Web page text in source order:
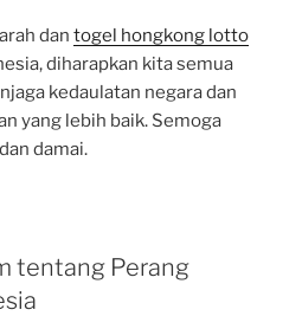
dan togel hongkong lotto
diharapkan kita semua
kedaulatan negara dan
yang lebih baik. Semoga
damai.
tentang Perang